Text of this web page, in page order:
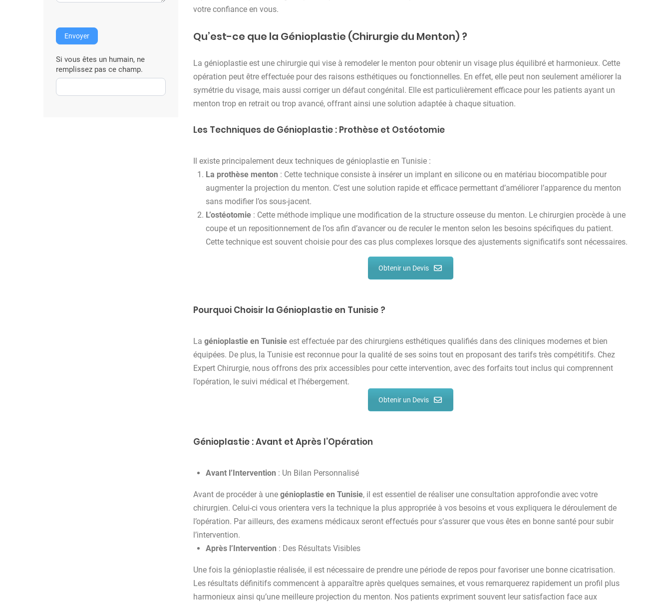
n
t
i
o
n
Envoyer
Si vous êtes un humain, ne
remplissez pas ce champ.
votre confiance en vous.
Qu’est-ce que la Génioplastie (Chirurgie du Menton) ?
La génioplastie est une chirurgie qui vise à remodeler le menton pour obtenir un visage plus équilibré et harmonieux. Cette
opération peut être effectuée pour des raisons esthétiques ou fonctionnelles. En effet, elle peut non seulement améliorer la
symétrie du visage, mais aussi corriger un défaut congénital. Elle est particulièrement efficace pour les patients ayant un
menton trop en retrait ou trop avancé, offrant ainsi une solution adaptée à chaque situation.
Les Techniques de Génioplastie : Prothèse et Ostéotomie
Il existe principalement deux techniques de génioplastie en Tunisie :
La prothèse menton : Cette technique consiste à insérer un implant en silicone ou en matériau biocompatible pour
augmenter la projection du menton. C’est une solution rapide et efficace permettant d’améliorer l’apparence du menton
sans modifier l’os sous-jacent.
L’ostéotomie : Cette méthode implique une modification de la structure osseuse du menton. Le chirurgien procède à une
coupe et un repositionnement de l’os afin d’avancer ou de reculer le menton selon les besoins spécifiques du patient.
Cette technique est souvent choisie pour des cas plus complexes lorsque des ajustements significatifs sont nécessaires.
Obtenir un Devis
Pourquoi Choisir la Génioplastie en Tunisie ?
La génioplastie en Tunisie est effectuée par des chirurgiens esthétiques qualifiés dans des cliniques modernes et bien
équipées. De plus, la Tunisie est reconnue pour la qualité de ses soins tout en proposant des tarifs très compétitifs. Chez
Expert Chirurgie, nous offrons des prix accessibles pour cette intervention, avec des forfaits tout inclus qui comprennent
l’opération, le suivi médical et l’hébergement.
Obtenir un Devis
Génioplastie : Avant et Après l’Opération
Avant l’Intervention : Un Bilan Personnalisé
Avant de procéder à une génioplastie en Tunisie, il est essentiel de réaliser une consultation approfondie avec votre
chirurgien. Celui-ci vous orientera vers la technique la plus appropriée à vos besoins et vous expliquera le déroulement de
l’opération. Par ailleurs, des examens médicaux seront effectués pour s’assurer que vous êtes en bonne santé pour subir
l’intervention.
Après l’Intervention : Des Résultats Visibles
Une fois la génioplastie réalisée, il est nécessaire de prendre une période de repos pour favoriser une bonne cicatrisation.
Les résultats définitifs commencent à apparaître après quelques semaines, et vous remarquerez rapidement un profil plus
harmonieux ainsi qu’une meilleure projection du menton. Nos patients expriment souvent leur satisfaction face aux